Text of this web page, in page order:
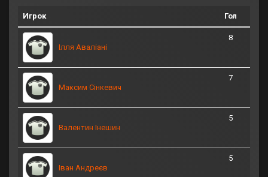
Игрок Гол
Ілля Аваліані
8
Максим Сінкевич
7
Валентин Інешин
5
Іван Андреєв
5